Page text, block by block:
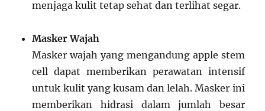
menjaga kulit tetap sehat dan terlihat segar.
Masker Wajah
Masker wajah yang mengandung apple stem
cell dapat memberikan perawatan intensif
untuk kulit yang kusam dan lelah. Masker ini
memberikan hidrasi dalam jumlah besar